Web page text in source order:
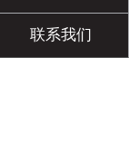
联系我们